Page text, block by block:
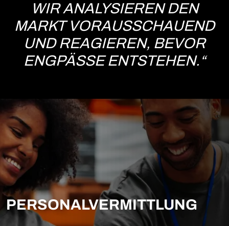
WIR ANALYSIEREN DEN
MARKT VORAUSSCHAUEND
UND REAGIEREN, BEVOR
ENGPÄSSE ENTSTEHEN.“
PERSONALVERMITTLUNG